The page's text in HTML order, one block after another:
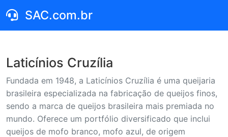
SAC.com.br
Laticínios Cruzília
Fundada em 1948, a Laticínios Cruzília é uma queijaria
brasileira especializada na fabricação de queijos finos,
sendo a marca de queijos brasileira mais premiada no
mundo. Oferece um portfólio diversificado que inclui
queijos de mofo branco, mofo azul, de origem